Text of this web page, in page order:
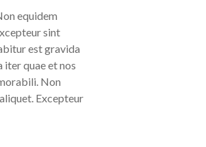
equidem
sint
est gravida
quae et nos
Non
Excepteur